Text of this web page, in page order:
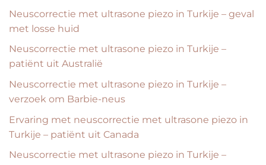
Neuscorrectie met ultrasone piezo in Turkije – geval
met losse huid
Neuscorrectie met ultrasone piezo in Turkije –
patiënt uit Australië
Neuscorrectie met ultrasone piezo in Turkije –
verzoek om Barbie-neus
Ervaring met neuscorrectie met ultrasone piezo in
Turkije – patiënt uit Canada
Neuscorrectie met ultrasone piezo in Turkije –